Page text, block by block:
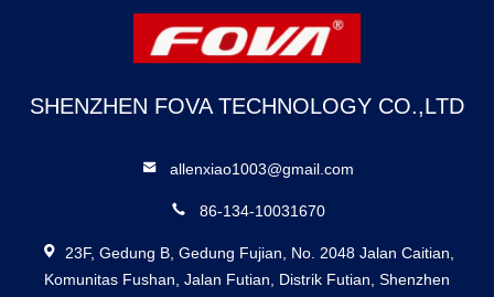
SHENZHEN FOVA TECHNOLOGY CO.,LTD
allenxiao1003@gmail.com
86-134-10031670
23F, Gedung B, Gedung Fujian, No. 2048 Jalan Caitian,
Komunitas Fushan, Jalan Futian, Distrik Futian, Shenzhen